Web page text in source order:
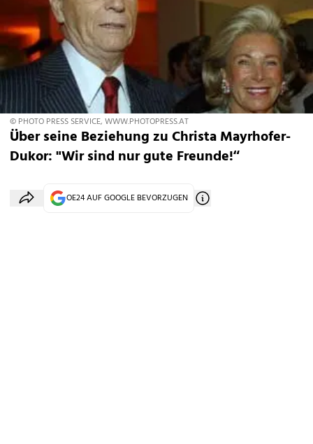
© PHOTO PRESS SERVICE, WWW.PHOTOPRESS.AT
Über seine Beziehung zu Christa Mayrhofer-
Dukor: "Wir sind nur gute Freunde!“
OE24 AUF GOOGLE BEVORZUGEN